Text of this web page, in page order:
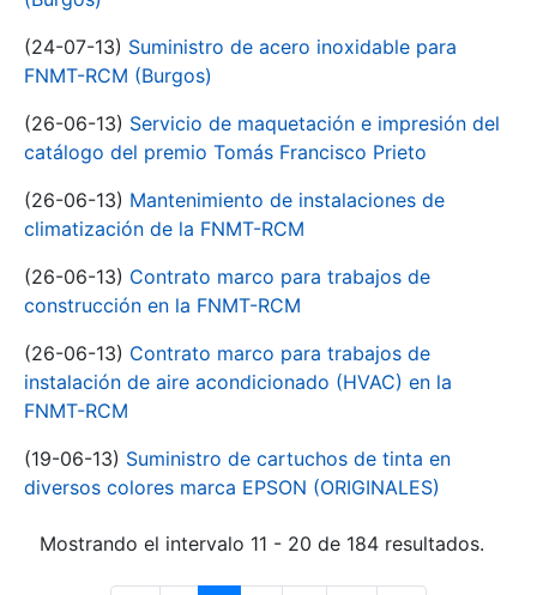
(24-07-13) Suministro de acero inoxidable para
FNMT-RCM (Burgos)
(26-06-13) Servicio de maquetación e impresión del
catálogo del premio Tomás Francisco Prieto
(26-06-13) Mantenimiento de instalaciones de
climatización de la FNMT-RCM
(26-06-13) Contrato marco para trabajos de
construcción en la FNMT-RCM
(26-06-13) Contrato marco para trabajos de
instalación de aire acondicionado (HVAC) en la
FNMT-RCM
(19-06-13) Suministro de cartuchos de tinta en
diversos colores marca EPSON (ORIGINALES)
Mostrando el intervalo 11 - 20 de 184 resultados.